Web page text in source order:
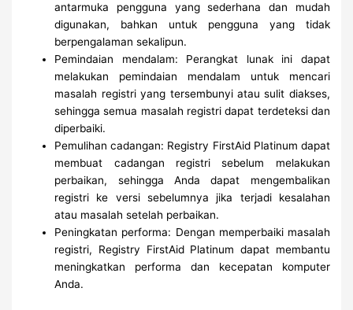
antarmuka pengguna yang sederhana dan mudah
digunakan, bahkan untuk pengguna yang tidak
berpengalaman sekalipun.
Pemindaian mendalam: Perangkat lunak ini dapat
melakukan pemindaian mendalam untuk mencari
masalah registri yang tersembunyi atau sulit diakses,
sehingga semua masalah registri dapat terdeteksi dan
diperbaiki.
Pemulihan cadangan: Registry FirstAid Platinum dapat
membuat cadangan registri sebelum melakukan
perbaikan, sehingga Anda dapat mengembalikan
registri ke versi sebelumnya jika terjadi kesalahan
atau masalah setelah perbaikan.
Peningkatan performa: Dengan memperbaiki masalah
registri, Registry FirstAid Platinum dapat membantu
meningkatkan performa dan kecepatan komputer
Anda.